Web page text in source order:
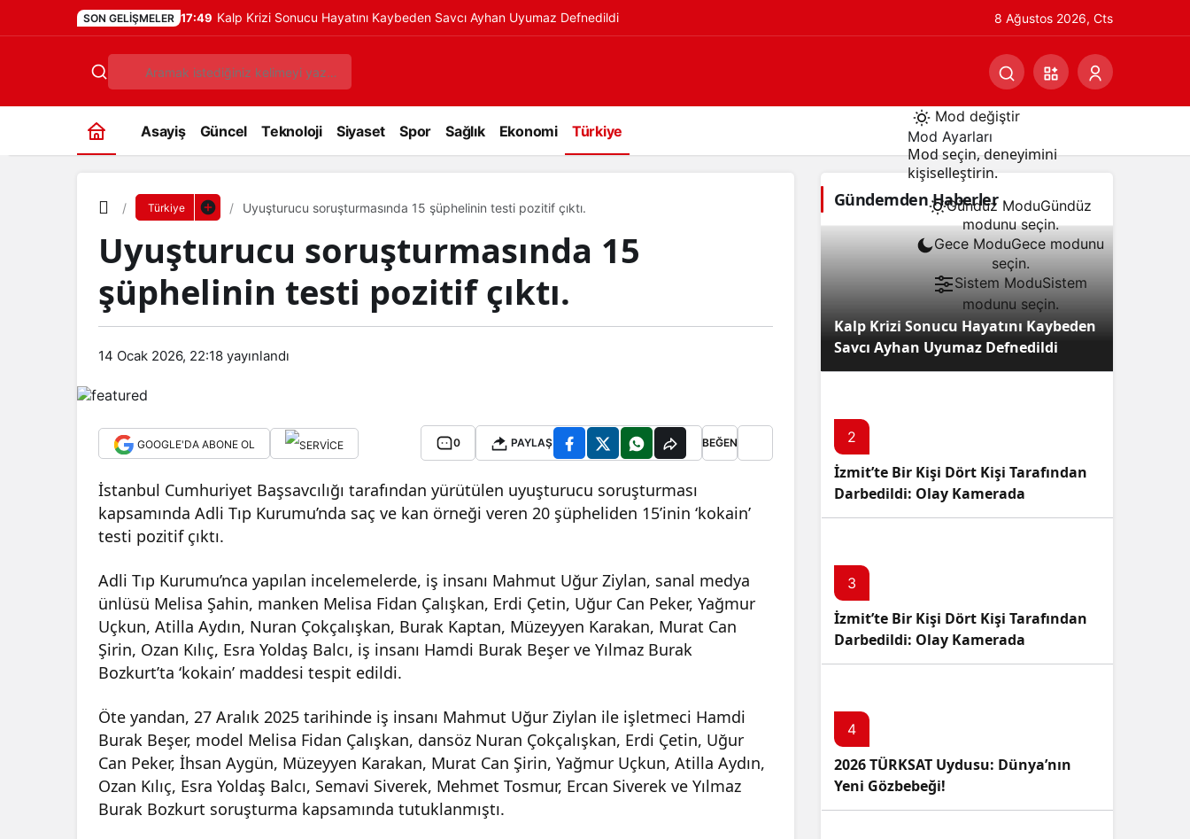
SON GELIŞMELER 17:49 Kalp Krizi Sonucu Hayatını Kaybeden Savcı Ayhan Uyumaz Defnedildi 8 Ağustos 2026, Cts
Asayiş Güncel Teknoloji Siyaset Spor Sağlık Ekonomi Türkiye
Mod değiştir
Mod Ayarları
Mod seçin, deneyimini
kişiselleştirin.
Gündüz ModuGündüz
modunu seçin.
Gece ModuGece modunu
seçin.
Sistem ModuSistem
modunu seçin.
Türkiye Uyuşturucu soruşturmasında 15 şüphelinin testi pozitif çıktı.
Uyuşturucu soruşturmasında 15
şüphelinin testi pozitif çıktı.
14 Ocak 2026, 22:18 yayınlandı
GOOGLE'DA ABONE OL 0 PAYLAŞ BEĞEN
İstanbul Cumhuriyet Başsavcılığı tarafından yürütülen uyuşturucu soruşturması
kapsamında Adli Tıp Kurumu’nda saç ve kan örneği veren 20 şüpheliden 15’inin ‘kokain’
testi pozitif çıktı.
Adli Tıp Kurumu’nca yapılan incelemelerde, iş insanı Mahmut Uğur Ziylan, sanal medya
ünlüsü Melisa Şahin, manken Melisa Fidan Çalışkan, Erdi Çetin, Uğur Can Peker, Yağmur
Uçkun, Atilla Aydın, Nuran Çokçalışkan, Burak Kaptan, Müzeyyen Karakan, Murat Can
Şirin, Ozan Kılıç, Esra Yoldaş Balcı, iş insanı Hamdi Burak Beşer ve Yılmaz Burak
Bozkurt’ta ‘kokain’ maddesi tespit edildi.
Öte yandan, 27 Aralık 2025 tarihinde iş insanı Mahmut Uğur Ziylan ile işletmeci Hamdi
Burak Beşer, model Melisa Fidan Çalışkan, dansöz Nuran Çokçalışkan, Erdi Çetin, Uğur
Can Peker, İhsan Aygün, Müzeyyen Karakan, Murat Can Şirin, Yağmur Uçkun, Atilla Aydın,
Ozan Kılıç, Esra Yoldaş Balcı, Semavi Siverek, Mehmet Tosmur, Ercan Siverek ve Yılmaz
Burak Bozkurt soruşturma kapsamında tutuklanmıştı.
Gündemden Haberler
Kalp Krizi Sonucu Hayatını Kaybeden
Savcı Ayhan Uyumaz Defnedildi
2
İzmit’te Bir Kişi Dört Kişi Tarafından
Darbedildi: Olay Kamerada
3
İzmit’te Bir Kişi Dört Kişi Tarafından
Darbedildi: Olay Kamerada
4
2026 TÜRKSAT Uydusu: Dünya’nın
Yeni Gözbebeği!